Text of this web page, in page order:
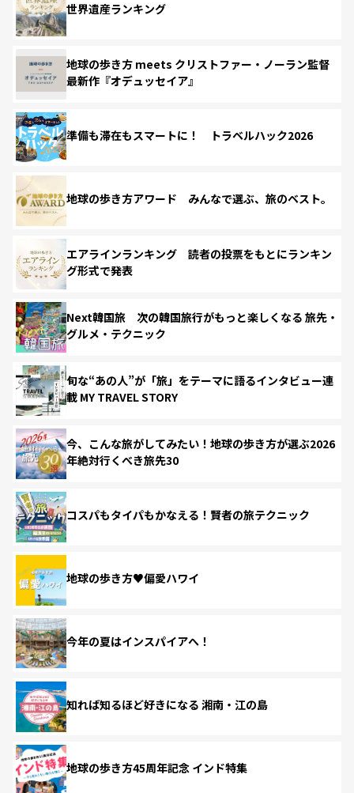
世界遺産ランキング
地球の歩き方 meets クリストファー・ノーラン監督
最新作『オデュッセイア』
準備も滞在もスマートに！ トラベルハック2026
地球の歩き方アワード みんなで選ぶ、旅のベスト。
エアラインランキング 読者の投票をもとにランキン
グ形式で発表
Next韓国旅 次の韓国旅行がもっと楽しくなる 旅先・
グルメ・テクニック
旬な“あの人”が「旅」をテーマに語るインタビュー連
載 MY TRAVEL STORY
今、こんな旅がしてみたい！地球の歩き方が選ぶ2026
年絶対行くべき旅先30
コスパもタイパもかなえる！賢者の旅テクニック
地球の歩き方♥偏愛ハワイ
今年の夏はインスパイアへ！
知れば知るほど好きになる 湘南・江の島
地球の歩き方45周年記念 インド特集